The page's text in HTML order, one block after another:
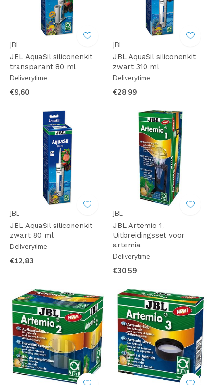
JBL
JBL AquaSil siliconenkit
transparant 80 ml
Deliverytime
€9,60
JBL
JBL AquaSil siliconenkit
zwart 310 ml
Deliverytime
€28,99
JBL
JBL AquaSil siliconenkit
zwart 80 ml
Deliverytime
€12,83
JBL
JBL Artemio 1,
Uitbreidingsset voor
artemia
Deliverytime
€30,59